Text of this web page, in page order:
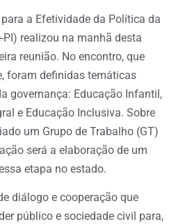
a Efetividade da Política da
PI) realizou na manhã desta
reunião. No encontro, que
foram definidas temáticas
governança: Educação Infantil,
e Educação Inclusiva. Sobre
um Grupo de Trabalho (GT)
será a elaboração de um
etapa no estado.
diálogo e cooperação que
público e sociedade civil para,